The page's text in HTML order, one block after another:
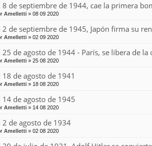
8 de septiembre de 1944, cae la primera
Amelletti» 08 09 2020
2 de septiembre de 1945, Japón firma su
Amelletti» 02 09 2020
25 de agosto de 1944 - París, se libera de la
Amelletti» 25 08 2020
18 de agosto de 1941
Amelletti» 18 08 2020
14 de agosto de 1945
Amelletti» 14 08 2020
2 de agosto de 1934
Amelletti» 02 08 2020